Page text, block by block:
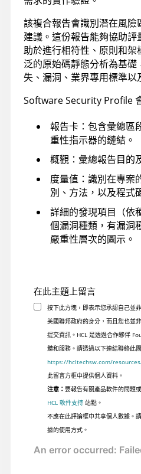
該複合報告會識別潛在風
建議。這份報告能夠協助
助於進行相符性、原則和
泛的原始碼靜態分析為基
失、漏洞、業界專用標準以
Software Security Profile
報告卡：包含彙總區
重性指示器的鏈結。
概觀：彙總報告目的
度量值：識別在專案
別、方法，以及程式
詳細的發現項目（依
個漏洞種類，有漏洞
嚴重性層次的圖示。
在此主題上留言
按下此方塊，即表示您承認自己並
美國聯邦政府的身分，而且您也並
提交資訊。HCL 是透過合作夥伴
體和服務。請透過以下連結聯絡此團
https://hcltechsw.com/
此留言方框中提供個人資料。
注意： 要報告有關產品軟件的問題
HCL 軟件支持站點。
不應在此評論框中共享個人數據。
據的使用方式。